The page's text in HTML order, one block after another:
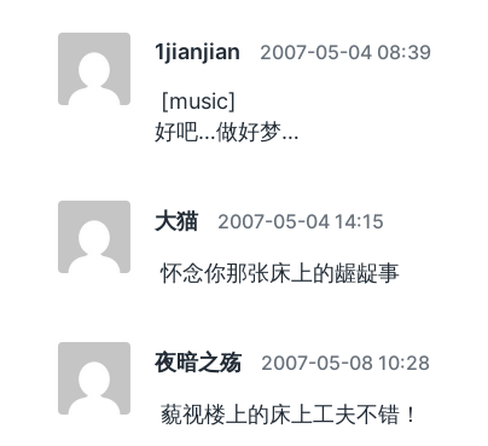
1jianjian 2007-05-04 08:39
[music]
好吧…做好梦…
大猫 2007-05-04 14:15
怀念你那张床上的龌龊事
夜暗之殇 2007-05-08 10:28
藐视楼上的床上工夫不错！